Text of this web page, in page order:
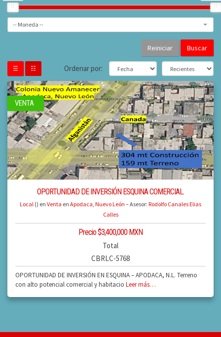
-- Moneda --
Buscar
☰ ☷ Ordenar por:
VENTA
OPORTUNIDAD DE INVERSIÓN ESQUINA COMERCIAL.
Local () en Venta en Apodaca, Nuevo León – Asesor: Rodolfo Canales Elias
Calles
Precio $3,400,000 MXN
Total
CBRLC-5768
OPORTUNIDAD DE INVERSIÓN EN ESQUINA – APODACA, N.L. Terreno
con alto potencial comercial y habitacio Leer más…